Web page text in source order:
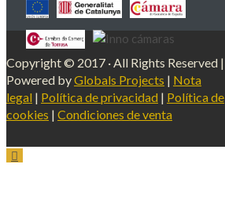
Copyright © 2017 · All Rights Reserved |
Powered byGlobals Projects | Nota
legal | Política de privacidad | Política de
cookies | Condiciones de venta